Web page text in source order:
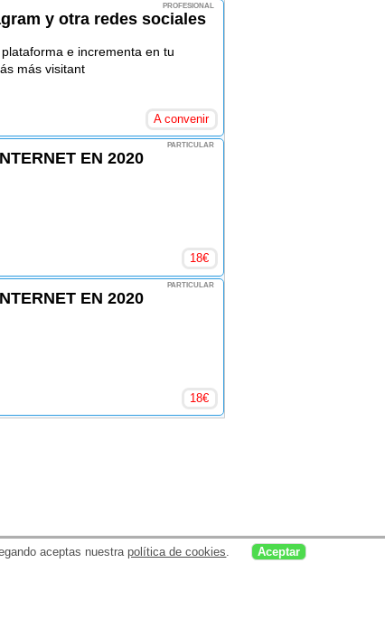
PROFESIONAL
y otra redes sociales
e incrementa en tu
más visitant
A convenir
PARTICULAR
EN 2020
18€
PARTICULAR
EN 2020
18€
aceptas nuestrapolítica de cookies Aceptar